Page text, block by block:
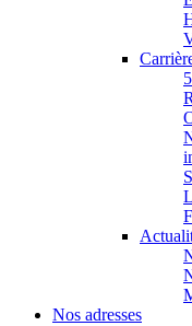
Nos adresses